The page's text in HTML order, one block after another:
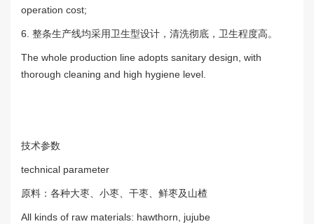
operation cost;
6. 整条生产线均采用卫生型设计，清洗彻底，卫生程度高。
The whole production line adopts sanitary design, with
thorough cleaning and high hygiene level.
技术参数
technical parameter
原料：各种大枣、小枣、干枣、鲜枣及山楂
All kinds of raw materials: hawthorn, jujube